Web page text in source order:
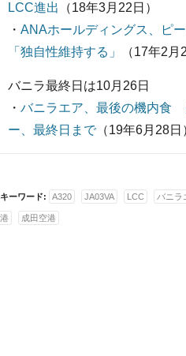
LCC進出
（18年3月22日）
・ ANAホールディングス、ピ
「独自性維持する」
（17年2月
バニラ最終日は10月26日
・ バニラエア、最後の機内食
ー、最終日まで（19年6月28日
キーワード: A320 JA03VA LCC バニラ
港 成田空港